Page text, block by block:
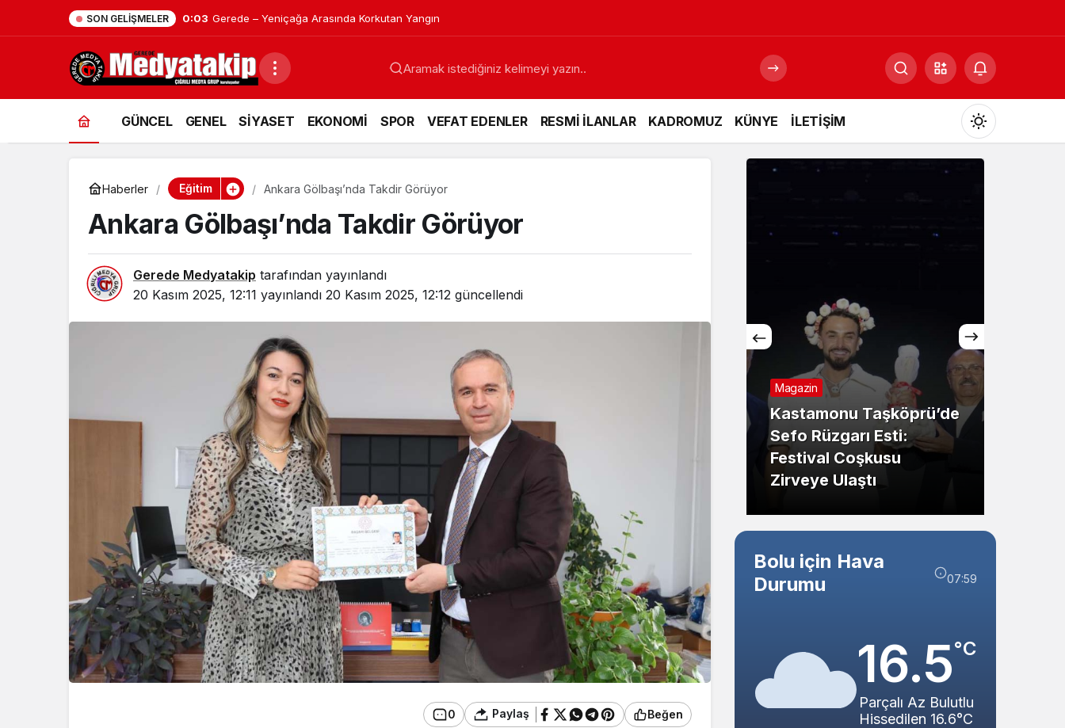
SON GELIŞMELER 0:01 Geredeliler Müjde! Yeni Uzman Doktor Göreve Başladı
GÜNCEL GENEL SİYASET EKONOMİ SPOR VEFAT EDENLER RESMİ İLANLAR KADROMUZ KÜNYE İLETİŞİM
Mod
değiştir
Gece Modu
Gece modunu seçin.
Sistem Modu
Sistem modunu seçin.
Haberler Eğitim Ankara Gölbaşı’nda Takdir Görüyor
Ankara Gölbaşı’nda Takdir Görüyor
Gerede Medyatakip tarafından yayınlandı
20 Kasım 2025, 12:11 yayınlandı 20 Kasım 2025, 12:12 güncellendi
0 Paylaş Beğen
Güncel
Gerede – Yeniçağa
Arasında Korkutan
Yangın
Geredeliler Müjde! Yeni
Uzman Doktor Göreve
Başladı
Magazin
Kastamonu Taşköprü’de
Sefo Rüzgarı Esti:
Festival Coşkusu
Zirveye Ulaştı
Bolu için Hava
Durumu
07:59
16.5°C
Parçalı Az Bulutlu
Hissedilen 16.6°C